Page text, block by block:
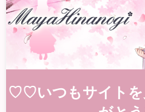
♡♡いつもサイトを